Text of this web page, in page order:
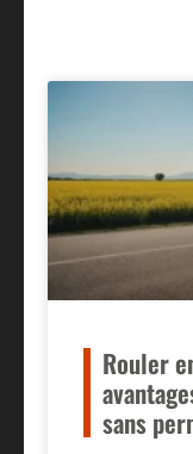
Rouler
sans